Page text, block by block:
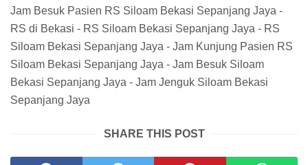
Jam Besuk Pasien RS Siloam Bekasi Sepanjang Jaya -
RS di Bekasi - RS Siloam Bekasi Sepanjang Jaya - RS
Siloam Bekasi Sepanjang Jaya - Jam Kunjung Pasien RS
Siloam Bekasi Sepanjang Jaya - Jam Besuk Siloam
Bekasi Sepanjang Jaya - Jam Jenguk Siloam Bekasi
Sepanjang Jaya
SHARE THIS POST